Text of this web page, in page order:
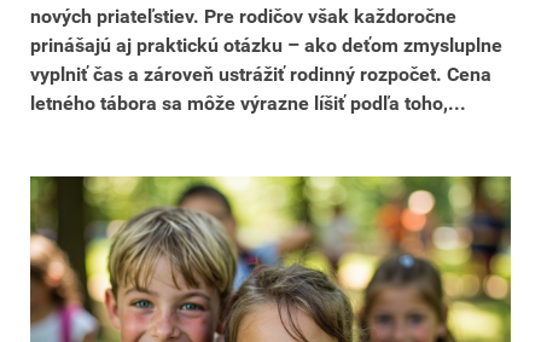
nových priateľstiev. Pre rodičov však každoročne
prinášajú aj praktickú otázku – ako deťom zmysluplne
vyplniť čas a zároveň ustrážiť rodinný rozpočet. Cena
letného tábora sa môže výrazne líšiť podľa toho,...